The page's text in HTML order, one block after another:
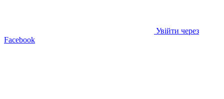
Увійти через
Facebook